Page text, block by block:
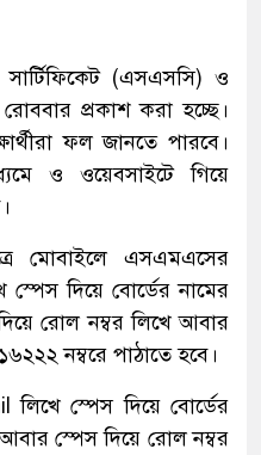
(এসএসসি) ও
প্রকাশ করা হচ্ছে।
ফল জানতে পারবে।
ও ওয়েবসাইটে গিয়ে
মোবাইলে এসএমএসের
দিয়ে বোর্ডের নামের
রোল নম্বর লিখে আবার
নম্বরে পাঠাতে হবে।
লিখে স্পেস দিয়ে বোর্ডের
স্পেস দিয়ে রোল নম্বর